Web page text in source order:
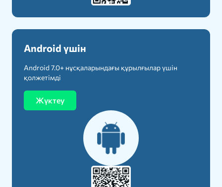
Android үшін
Android 7.0+ нұсқаларындағы құрылғылар үшін
қолжетімді
Жүктеу